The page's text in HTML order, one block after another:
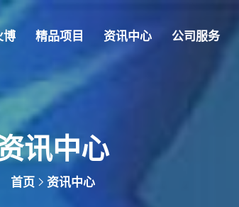
博 精品项目 资讯中心 公司服务
讯中心
首页 资讯中心